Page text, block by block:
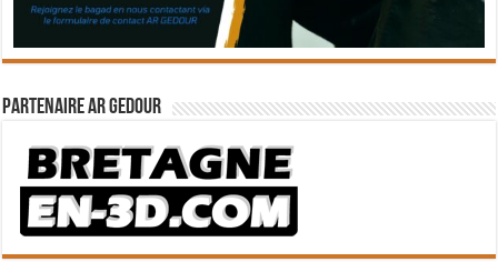
Partenaire Ar Gedour